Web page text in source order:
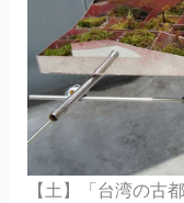
【土】「台湾の古